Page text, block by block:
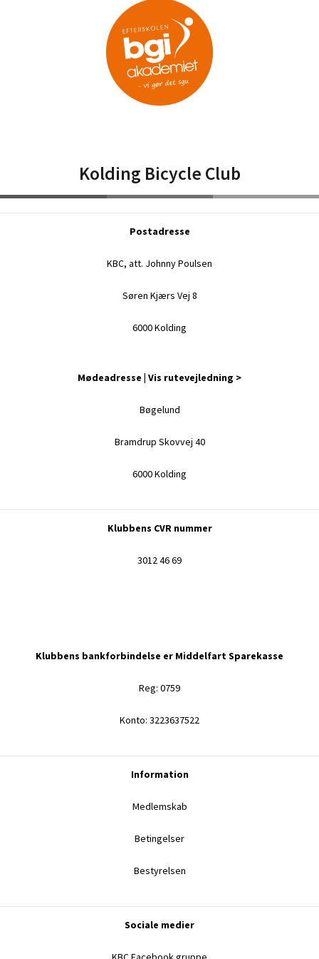
Kolding Bicycle Club
Postadresse
KBC, att. Johnny Poulsen
Søren Kjærs Vej 8
6000 Kolding
Mødeadresse | Vis rutevejledning >
Bøgelund
Bramdrup Skovvej 40
6000 Kolding
Klubbens CVR nummer
3012 46 69
Klubbens bankforbindelse er Middelfart Sparekasse
Reg: 0759
Konto: 3223637522
Information
Medlemskab
Betingelser
Bestyrelsen
Sociale medier